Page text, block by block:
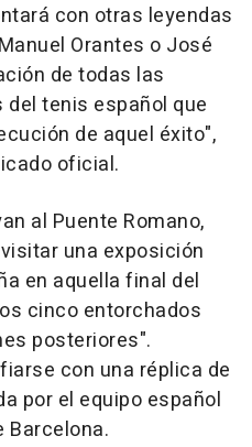
con otras leyendas
Orantes o José
de todas las
tenis español que
de aquel éxito",
oficial.
al Puente Romano,
una exposición
en aquella final del
cinco entorchados
posteriores".
con una réplica de
por el equipo español
Barcelona.